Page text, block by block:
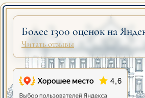
Более 1300 оценок на
Читать отзывы